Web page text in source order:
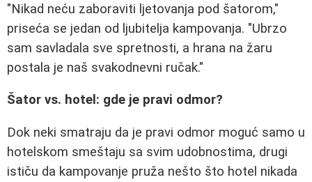
"Nikad neću zaboraviti ljetovanja pod šatorom,"
priseća se jedan od ljubitelja kampovanja. "Ubrzo
sam savladala sve spretnosti, a hrana na žaru
postala je naš svakodnevni ručak."
Šator vs. hotel: gde je pravi odmor?
Dok neki smatraju da je pravi odmor moguć samo u
hotelskom smeštaju sa svim udobnostima, drugi
ističu da kampovanje pruža nešto što hotel nikada